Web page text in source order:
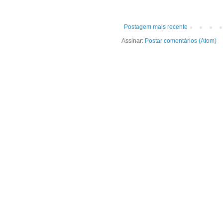
Postagem mais recente
Assinar: Postar comentários (Atom)